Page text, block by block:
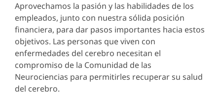
Aprovechamos la pasión y las habilidades de los
empleados, junto con nuestra sólida posición
financiera, para dar pasos importantes hacia estos
objetivos. Las personas que viven con
enfermedades del cerebro necesitan el
compromiso de la Comunidad de las
Neurociencias para permitirles recuperar su salud
del cerebro.